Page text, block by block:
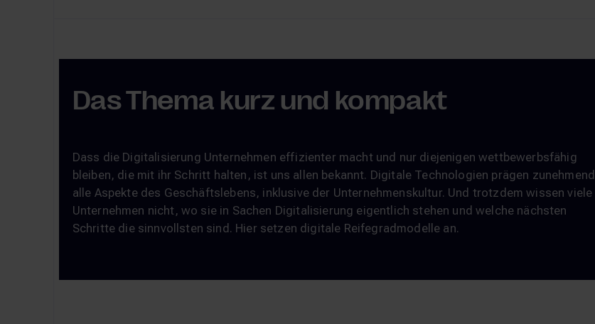
Das Thema kurz und kompakt
Dass die Digitalisierung Unternehmen effizienter macht und nur diejenigen wettbewerbsfähig
bleiben, die mit ihr Schritt halten, ist uns allen bekannt. Digitale Technologien prägen zunehmend
alle Aspekte des Geschäftslebens, inklusive der Unternehmenskultur. Und trotzdem wissen viele
Unternehmen nicht, wo sie in Sachen Digitalisierung eigentlich stehen und welche nächsten
Schritte die sinnvollsten sind. Hier setzen digitale Reifegradmodelle an.